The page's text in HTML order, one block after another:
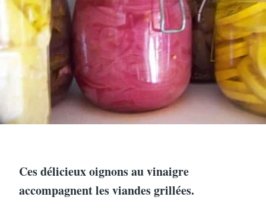
Ces délicieux oignons au vinaigre
accompagnent les viandes grillées.